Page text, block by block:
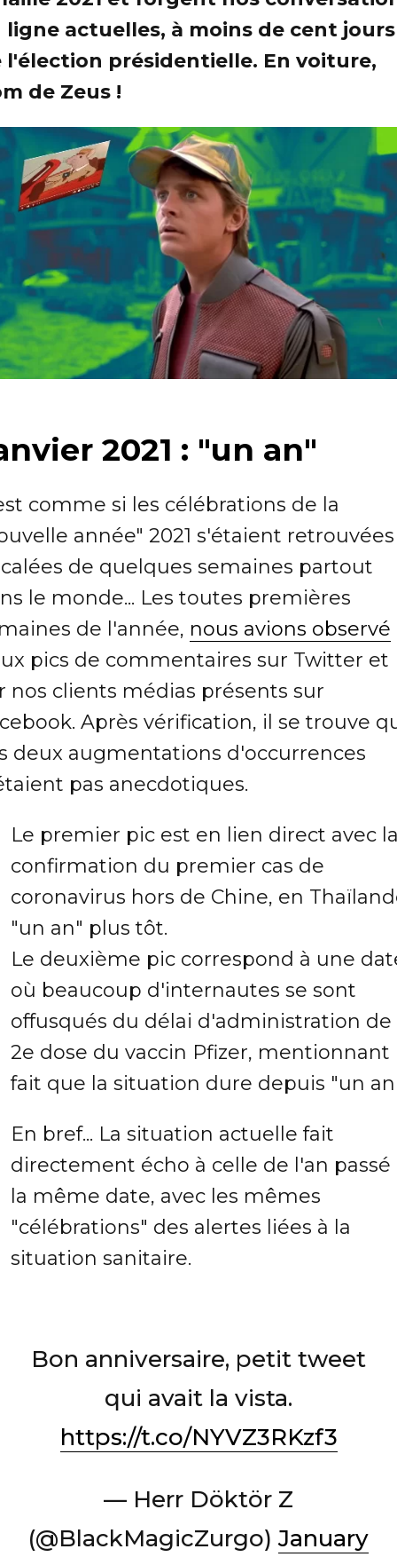
ligne actuelles, à moins de cent jours
l'élection présidentielle. En voiture,
de Zeus !
2021 : "un an"
comme si les célébrations de la
année" 2021 s'étaient retrouvées
de quelques semaines partout
le monde... Les toutes premières
de l'année, nous avions observé
pics de commentaires sur Twitter et
nos clients médias présents sur
Après vérification, il se trouve
deux augmentations d'occurrences
pas anecdotiques.
Le premier pic est en lien direct avec
confirmation du premier cas de
coronavirus hors de Chine, en
"un an" plus tôt.
Le deuxième pic correspond à une
où beaucoup d'internautes se sont
offusqués du délai d'administration de
2e dose du vaccin Pfizer, mentionnant
fait que la situation dure depuis "un
En bref... La situation actuelle fait
directement écho à celle de l'an passé
la même date, avec les mêmes
"célébrations" des alertes liées à la
situation sanitaire.
Bon anniversaire, petit tweet
qui avait la vista.
https://t.co/NYVZ3RKzf3
— Herr Döktör Z
(@BlackMagicZurgo)January